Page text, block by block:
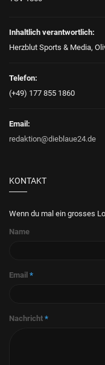
Inhaltlich verantwortlich:
Herzblut Sports & Media,
Telefon:
(+49) 177 855 1860
Email:
redaktion@dieblaue24.de
KONTAKT
Wenn du mal ein grosses
Name
Email *
Nachricht *